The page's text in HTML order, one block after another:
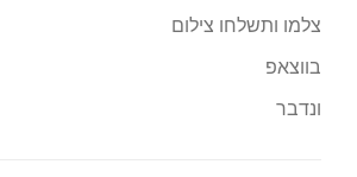
צלמו ותשלחו צילום
בווצאפ
ונדבר